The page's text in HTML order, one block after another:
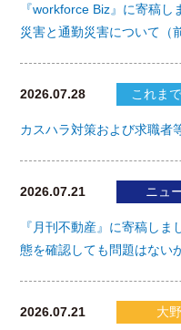
『workforce Biz』に寄稿
災害と通勤災害について（
2026.07.28 これま
カスハラ対策および求職者
2026.07.21 ニュ
『月刊不動産』に寄稿し
態を確認しても問題はないか
2026.07.21 大